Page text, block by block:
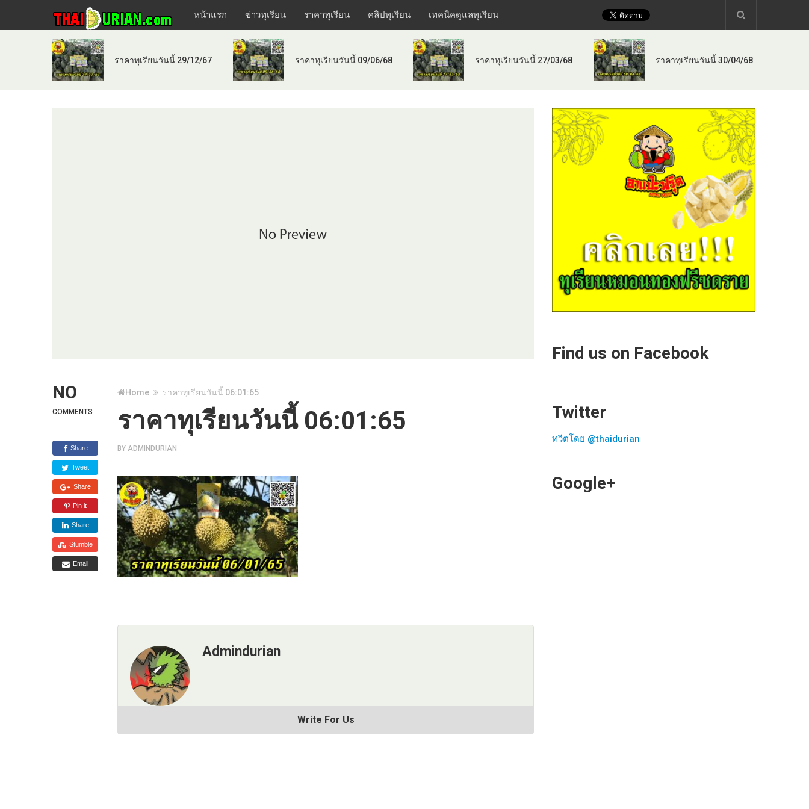
หน้าแรก ข่าวทุเรียน ราคาทุเรียน คลิปทุเรียน เทคนิคดูแลทุเรียน
ราคาทุเรียนวันนี้ 29/12/67 ราคาทุเรียนวันนี้ 09/06/68 ราคาทุเรียนวันนี้ 27/03/68 ราคาทุเรียนวันนี้ 30/04/68
NO
COMMENTS
Share
Tweet
Share
Pin it
Share
Stumble
Email
Home ราคาทุเรียนวันนี้ 06:01:65
ราคาทุเรียนวันนี้ 06:01:65
BY ADMINDURIAN
Admindurian
Write For Us
Find us on Facebook
Twitter
ทวีตโดย @thaidurian
Google+